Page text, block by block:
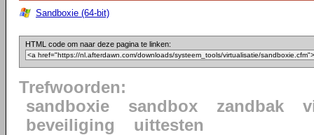
Sandboxie (64-bit)
HTML code om naar deze pagina te linken:
Trefwoorden:
sandboxie
sandbox zandbak
beveiliging
uittesten